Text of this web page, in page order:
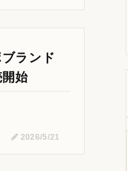
ランド
開始
2026/5/21